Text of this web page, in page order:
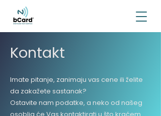
Kontakt
Imate pitanje, zanimaju vas cene ili želite
da zakažete sastanak?
Ostavite nam podatke, a neko od našeg